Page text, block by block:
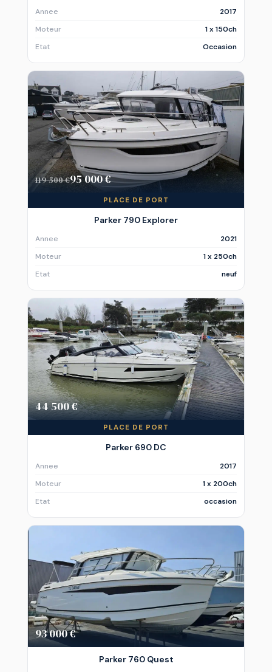
Annee
2017
Moteur
1 x 150ch
Etat
Occasion
119 500 €95 000 €
PLACE DE PORT
Parker 790 Explorer
Annee
2021
Moteur
1 x 250ch
Etat
neuf
44 500 €
PLACE DE PORT
Parker 690 DC
Annee
2017
Moteur
1 x 200ch
Etat
occasion
93 000 €
Parker 760 Quest